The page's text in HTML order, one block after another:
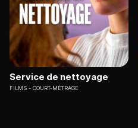
Service de nettoyage
FILMS COURT-MÉTRAGE